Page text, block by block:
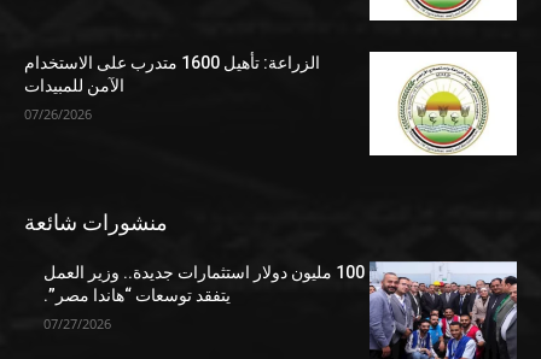
الزراعة: تأهيل 1600 متدرب على الاستخدام
الآمن للمبيدات
07/26/2026
منشورات شائعة
100 مليون دولار استثمارات جديدة.. وزير العمل
يتفقد توسعات “هاندا مصر”.
07/27/2026